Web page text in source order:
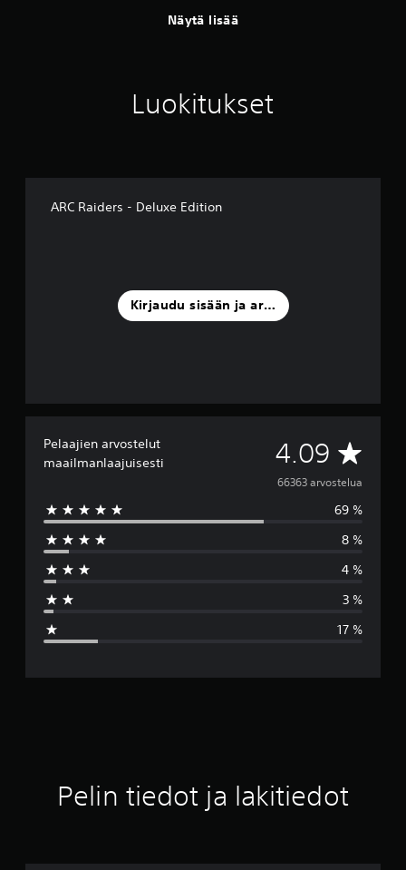
Näytä lisää
Luokitukset
ARC Raiders - Deluxe Edition
Kirjaudu sisään ja arvostele
Pelaajien arvostelut
maailmanlaajuisesti
4.09 K
e
s
k
a
v
.
66363 arvostelua
69 %
8 %
4 %
3 %
17 %
Pelin tiedot ja lakitiedot